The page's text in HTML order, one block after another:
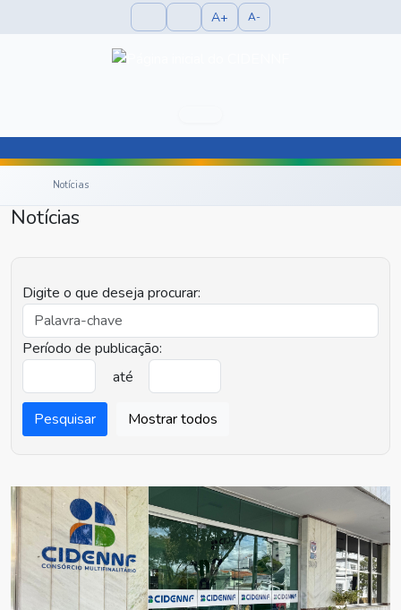
A+ A-
Notícias
Notícias
Digite o que deseja procurar:
Período de publicação:
até
Pesquisar Mostrar todos